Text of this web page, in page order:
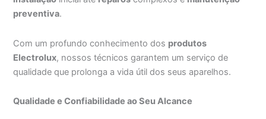
preventiva.
Com um profundo conhecimento dos produtos
Electrolux, nossos técnicos garantem um serviço de
qualidade que prolonga a vida útil dos seus aparelhos.
Qualidade e Confiabilidade ao Seu Alcance